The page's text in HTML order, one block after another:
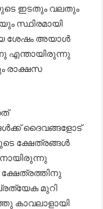
ഇടതും വലതും
സ്ഥിരമായി
ശേഷം അയാൾ
എന്തായിരുന്നു
രാക്ഷസ
ദൈവങ്ങളോട്
ക്ഷേത്രങ്ങൾ
ക്ഷേത്രത്തിനു
മുറി
കാവലാളായി